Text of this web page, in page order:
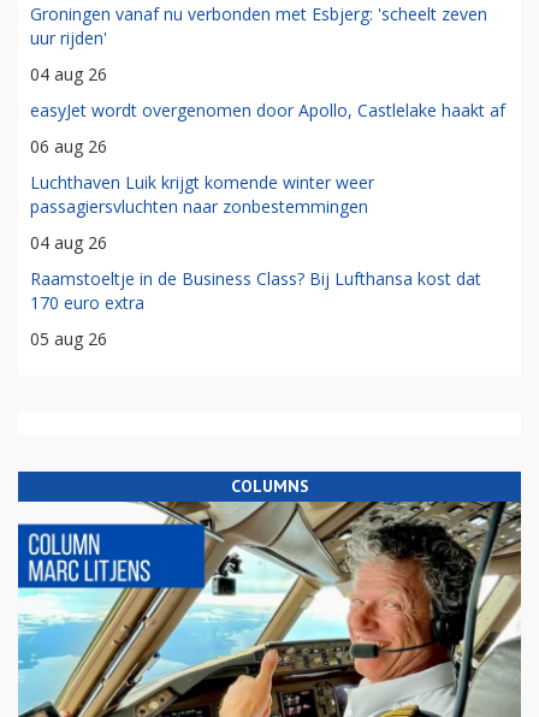
Groningen vanaf nu verbonden met Esbjerg: 'scheelt zeven
uur rijden'
04 aug 26
easyJet wordt overgenomen door Apollo, Castlelake haakt af
06 aug 26
Luchthaven Luik krijgt komende winter weer
passagiersvluchten naar zonbestemmingen
04 aug 26
Raamstoeltje in de Business Class? Bij Lufthansa kost dat
170 euro extra
05 aug 26
COLUMNS